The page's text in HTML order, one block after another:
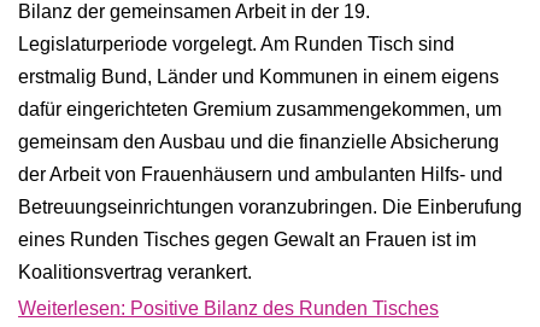
Bilanz der gemeinsamen Arbeit in der 19.
Legislaturperiode vorgelegt. Am Runden Tisch sind
erstmalig Bund, Länder und Kommunen in einem eigens
dafür eingerichteten Gremium zusammengekommen, um
gemeinsam den Ausbau und die finanzielle Absicherung
der Arbeit von Frauenhäusern und ambulanten Hilfs- und
Betreuungseinrichtungen voranzubringen. Die Einberufung
eines Runden Tisches gegen Gewalt an Frauen ist im
Koalitionsvertrag verankert.
Weiterlesen: Positive Bilanz des Runden Tisches